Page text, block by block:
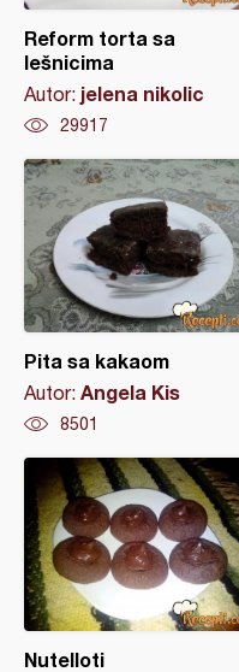
Reform torta sa
lešnicima
Autor: jelena nikolic
29917
Pita sa kakaom
Autor: Angela Kis
8501
Nutelloti